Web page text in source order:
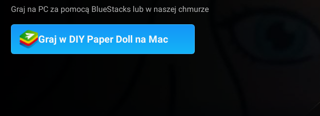
Graj na PC za pomocą BlueStacks lub w naszej chmurze
Graj w DIY Paper Doll na Mac